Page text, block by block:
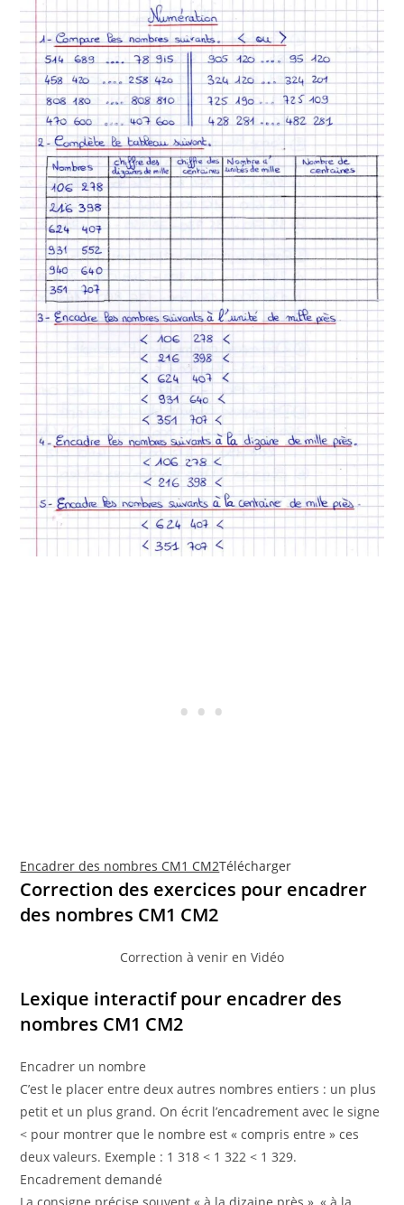
Encadrer des nombres CM1 CM2Télécharger
Correction des exercices pour encadrer
des nombres CM1 CM2
Correction à venir en Vidéo
Lexique interactif pour encadrer des
nombres CM1 CM2
Encadrer un nombre
C’est le placer entre deux autres nombres entiers : un plus
petit et un plus grand. On écrit l’encadrement avec le signe
< pour montrer que le nombre est « compris entre » ces
deux valeurs. Exemple : 1 318 < 1 322 < 1 329.
Encadrement demandé